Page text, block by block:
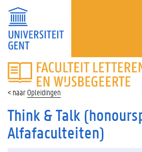
FACULTEIT
LETTEREN
WIJSBEGEERTE
Opleidingen
Think & Talk
Alfafaculteiten)